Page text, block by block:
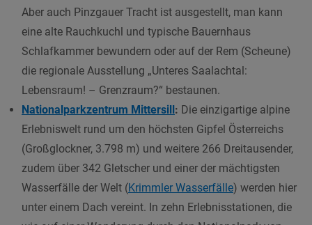
Aber auch Pinzgauer Tracht ist ausgestellt, man kann
eine alte Rauchkuchl und typische Bauernhaus
Schlafkammer bewundern oder auf der Rem (Scheune)
die regionale Ausstellung „Unteres Saalachtal:
Lebensraum! – Grenzraum?“ bestaunen.
Nationalparkzentrum Mittersill: Die einzigartige alpine
Erlebniswelt rund um den höchsten Gipfel Österreichs
(Großglockner, 3.798 m) und weitere 266 Dreitausender,
zudem über 342 Gletscher und einer der mächtigsten
Wasser­fälle der Welt (Krimmler Wasserfälle) werden hier
unter einem Dach vereint. In zehn Erlebnisstationen, die